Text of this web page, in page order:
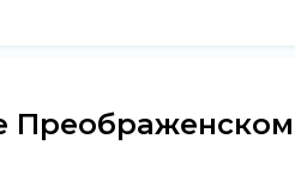
Преображенском